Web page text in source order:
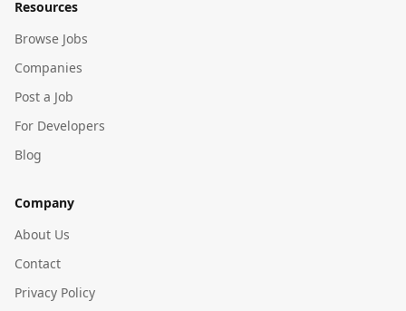
Resources
Browse Jobs
Companies
Post a Job
For Developers
Blog
Company
About Us
Contact
Privacy Policy